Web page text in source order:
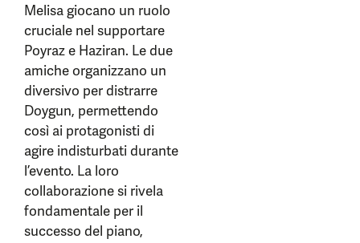
Melisa giocano un ruolo
cruciale nel supportare
Poyraz e Haziran. Le due
amiche organizzano un
diversivo per distrarre
Doygun, permettendo
così ai protagonisti di
agire indisturbati durante
l’evento. La loro
collaborazione si rivela
fondamentale per il
successo del piano,